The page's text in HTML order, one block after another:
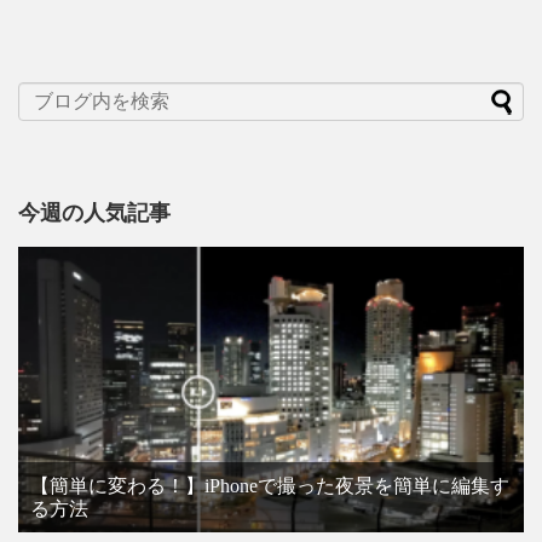
今週の人気記事
【簡単に変わる！】iPhoneで撮った夜景を簡単に編集す
る方法